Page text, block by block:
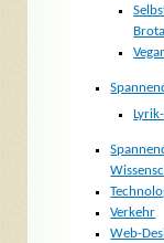
Verkehr
Web-